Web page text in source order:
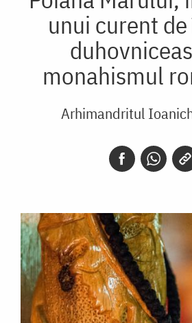
unui curent
monahismul
Arhimandritul